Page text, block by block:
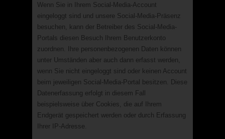
Wenn Sie in Ihrem Social-Media-Account
eingeloggt sind und unsere Social-Media-Präsenz
besuchen, kann der Betreiber des Social-Media-
Portals diesen Besuch Ihrem Benutzerkonto
zuordnen. Ihre personenbezogenen Daten können
unter Umständen aber auch dann erfasst werden,
wenn Sie nicht eingeloggt sind oder keinen Account
beim jeweiligen Social-Media-Portal besitzen. Diese
Datenerfassung erfolgt in diesem Fall
beispielsweise über Cookies, die auf Ihrem
Endgerät gespeichert werden oder durch Erfassung
Ihrer IP-Adresse.